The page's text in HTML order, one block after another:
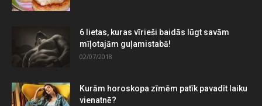
6 lietas, kuras vīrieši baidās lūgt savām
mīļotajām guļamistabā!
02/07/2018
Kurām horoskopa zīmēm patīk pavadīt laiku
vienatnē?